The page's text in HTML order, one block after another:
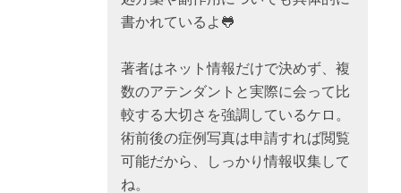
書かれているよ🐸
著者はネット情報だけで決めず、複
数のアテンダントと実際に会って比
較する大切さを強調しているケロ。
術前後の症例写真は申請すれば閲覧
可能だから、しっかり情報収集して
ね。